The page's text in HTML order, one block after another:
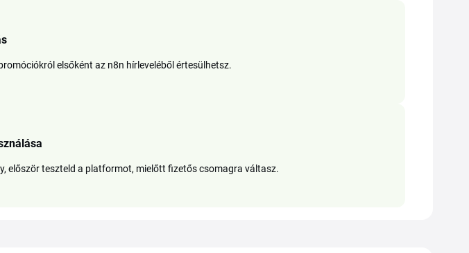
elsőként az n8n hírleveléből értesülhetsz.
először teszteld a platformot, mielőtt fizetős csomagra váltasz.